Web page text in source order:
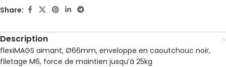
Share:
Description
flexiMAGS aimant, Ø66mm, enveloppe en caoutchouc noir,
filetage M6, force de maintien jusqu’à 25kg